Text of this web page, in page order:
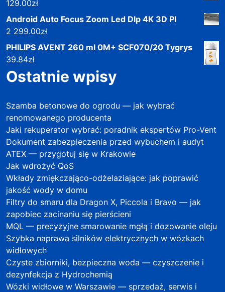
129.00zł
Android Auto Focus Zoom Led Dlp 4K 3D Pl
2 299.00zł
PHILIPS AVENT 260 ml 0M+ SCF070/20 Tygrys
39.84zł
Ostatnie wpisy
Szamba betonowe do ogrodu — jak wybrać
renomowanego producenta
Jaki rekuperator wybrać: poradnik ekspertów Pro-Vent
Dokument zabezpieczenia przed wybuchem i audyt
ATEX — przygotuj się w Krakowie
Jak wdrożyć QoS
Wkłady zmiękczająco-odżelaziające: jak poprawić
jakość wody w domu
Filtry do smaru dla Dragon X, Piccola i Bravo — jak
zapobiec zacinaniu się pierścieni
MQL — precyzyjne smarowanie mgłą i dozowanie oleju
Szybka naprawa silników elektrycznych w wózkach
widłowych
Czyste zbiorniki, bezpieczna woda — czyszczenie i
dezynfekcja z Hydrochemią
Wózki widłowe w Warszawie — sprzedaż, serwis i